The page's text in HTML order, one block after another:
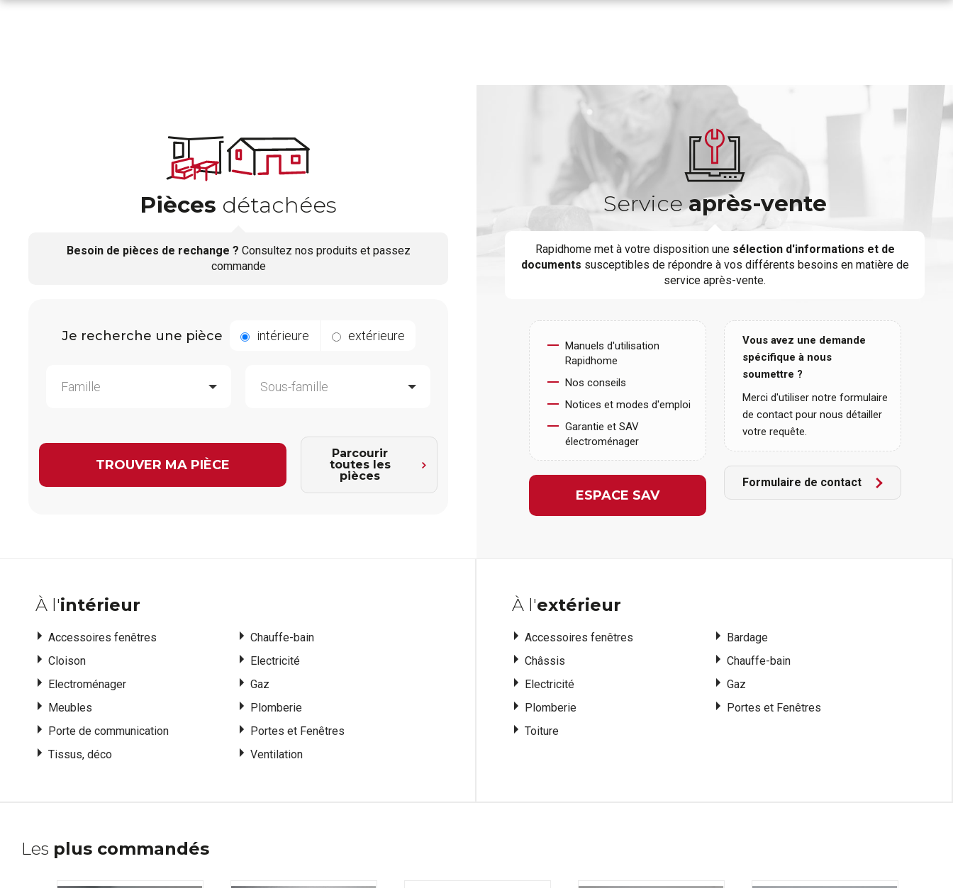
Pièces détachées
Besoin de pièces de rechange ? Consultez nos produits et passez
commande
Je recherche une pièce intérieure extérieure
Parcourir
toutes les
pièces
Serviceaprès-vente
Rapidhome met à votre disposition une sélection d'informations et de
documents susceptibles de répondre à vos différents besoins en matière de
service après-vente.
Manuels d'utilisation
Rapidhome
Nos conseils
Notices et modes d'emploi
Garantie et SAV
électroménager
ESPACE SAV
Vous avez une demande
spécifique à nous
soumettre ?
Merci d'utiliser notre formulaire
de contact pour nous détailler
votre requête.
Formulaire de contact
À l'intérieur
Accessoires fenêtres
Chauffe-bain
Cloison
Electricité
Electroménager
Gaz
Meubles
Plomberie
Porte de communication
Portes et Fenêtres
Tissus, déco
Ventilation
À l'extérieur
Accessoires fenêtres
Bardage
Châssis
Chauffe-bain
Electricité
Gaz
Plomberie
Portes et Fenêtres
Toiture
Les plus commandés